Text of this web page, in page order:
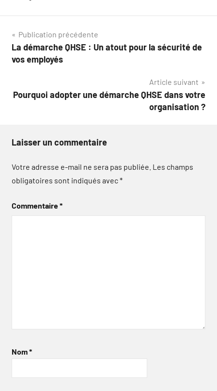
Navigation
de
Publication précédente
La démarche QHSE : Un atout pour la sécurité de
vos employés
Article suivant
Pourquoi adopter une démarche QHSE dans votre
organisation ?
Laisser un commentaire
Votre adresse e-mail ne sera pas publiée. Les champs
obligatoires sont indiqués avec*
Commentaire*
Nom*